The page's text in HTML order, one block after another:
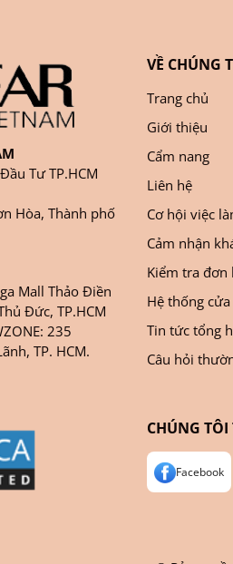
Tư TP.HCM
Hòa, Thành phố
Mall Thảo Điền
Đức, TP.HCM
235
TP. HCM.
VỀ CHÚNG
Trang chủ
Giới thiệu
Cẩm nang
Liên hệ
Cơ hội việc
Cảm nhận
Kiểm tra đơn
Hệ thống
Tin tức tổng
Câu hỏi
CHÚNG TÔI
Facebook